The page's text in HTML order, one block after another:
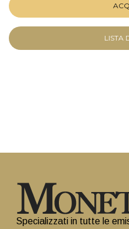
LISTA
Specializzati in tutte le